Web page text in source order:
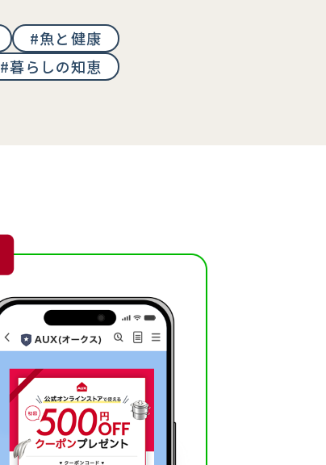
#魚と健康
#暮らしの知恵